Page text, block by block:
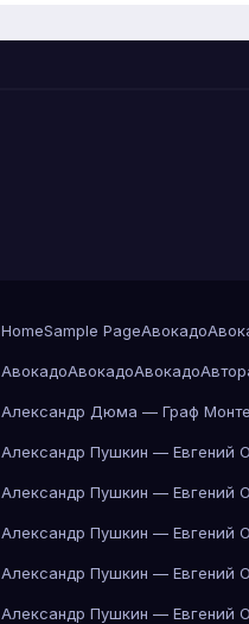
HomeSample PageАвокадо
АвокадоАвокадоАвокадо
Александр Дюма — Граф
Александр Пушкин — Евгений
Александр Пушкин — Евгений
Александр Пушкин — Евгений
Александр Пушкин — Евгений
Александр Пушкин — Евгений